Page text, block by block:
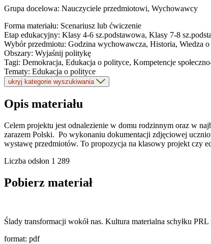
Grupa docelowa: Nauczyciele przedmiotowi, Wychowawcy
Forma materiału: Scenariusz lub ćwiczenie
Etap edukacyjny: Klasy 4-6 sz.podstawowa, Klasy 7-8
Wybór przedmiotu: Godzina wychowawcza, Historia, Wiedza o
Obszary: Wyjaśnij politykę
Tagi: Demokracja, Edukacja o polityce, Kompetencje
Tematy: Edukacja o polityce
ukryj kategorie wyszukiwania
Opis materiału
Celem projektu jest odnalezienie w domu rodzinnym oraz w
zarazem Polski. Po wykonaniu dokumentacji zdjęciowej
wystawę przedmiotów. To propozycja na klasowy projekt czy
Liczba odsłon 1 289
Pobierz materiał
Ślady transformacji wokół nas. Kultura materialna schyłku
format: pdf